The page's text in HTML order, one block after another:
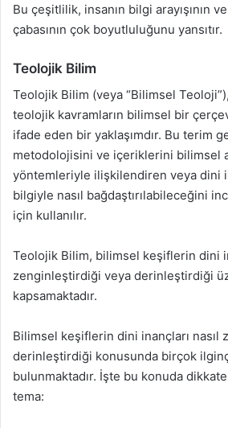
Bu çeşitlilik, insanın bilgi arayışının
çabasının çok boyutluluğunu yansıtır.
Teolojik Bilim
Teolojik Bilim (veya “Bilimsel
teolojik kavramların bilimsel bir
ifade eden bir yaklaşımdır. Bu terim
metodolojisini ve içeriklerini bilimsel
yöntemleriyle ilişkilendiren veya dini
bilgiyle nasıl bağdaştırılabileceğini
için kullanılır.
Teolojik Bilim, bilimsel keşiflerin dini
zenginleştirdiği veya derinleştirdiği
kapsamaktadır.
Bilimsel keşiflerin dini inançları nasıl
derinleştirdiği konusunda birçok
bulunmaktadır. İşte bu konuda
tema: